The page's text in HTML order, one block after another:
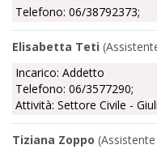
Telefono: 06/38792373;
Elisabetta Teti
Incarico: Addetto
Telefono: 06/3577290;
Attività: Settore Civile -
Tiziana Zoppo